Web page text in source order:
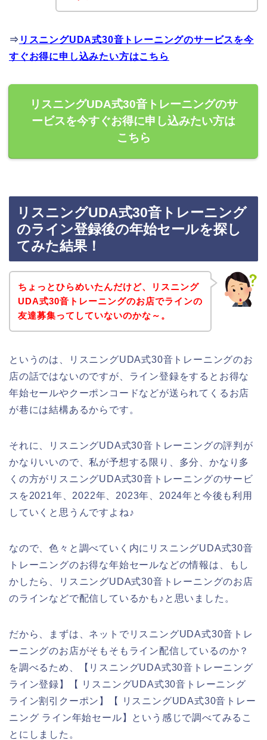
⇒ リスニングUDA式30音トレーニングのサービスを今
すぐお得に申し込みたい方はこちら
リスニングUDA式30音トレーニングのサ
ービスを今すぐお得に申し込みたい方は
こちら
リスニングUDA式30音トレーニング
のライン登録後の年始セールを探し
てみた結果！
ちょっとひらめいたんだけど、リスニング
UDA式30音トレーニングのお店でラインの
友達募集ってしていないのかな～。
というのは、リスニングUDA式30音トレーニングのお
店の話ではないのですが、ライン登録をするとお得な
年始セールやクーポンコードなどが送られてくるお店
が巷には結構あるからです。
それに、リスニングUDA式30音トレーニングの評判が
かなりいいので、私が予想する限り、多分、かなり多
くの方がリスニングUDA式30音トレーニングのサービ
スを2021年、2022年、2023年、2024年と今後も利用
していくと思うんですよね♪
なので、色々と調べていく内にリスニングUDA式30音
トレーニングのお得な年始セールなどの情報は、もし
かしたら、リスニングUDA式30音トレーニングのお店
のラインなどで配信しているかも♪と思いました。
だから、まずは、ネットでリスニングUDA式30音トレ
ーニングのお店がそもそもライン配信しているのか？
を調べるため、【リスニングUDA式30音トレーニング
ライン登録】【 リスニングUDA式30音トレーニング
ライン割引クーポン】【 リスニングUDA式30音トレー
ニング ライン年始セール】という感じで調べてみるこ
とにしました。